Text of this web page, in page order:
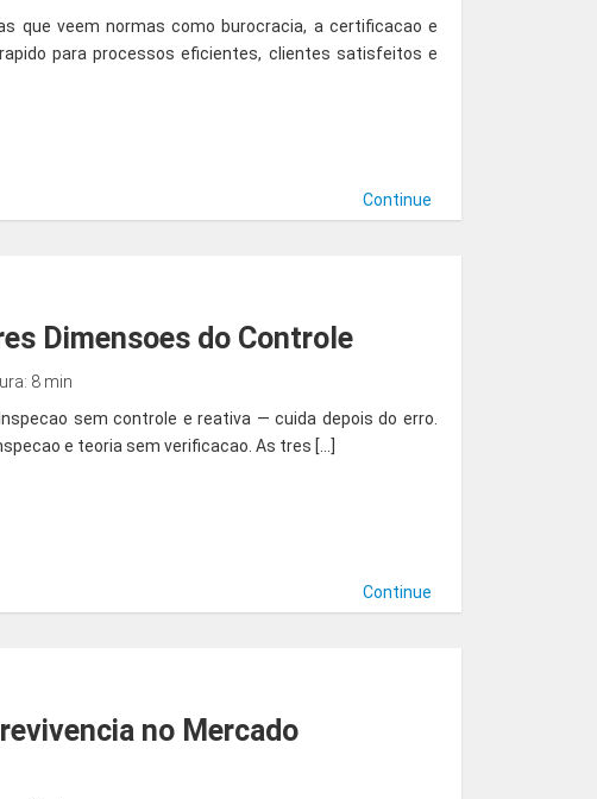
que veem normas como burocracia, a certificacao e
para processos eficientes, clientes satisfeitos e
Continue
Dimensoes do Controle
8 min
sem controle e reativa — cuida depois do erro.
e teoria sem verificacao. As tres […]
Continue
no Mercado